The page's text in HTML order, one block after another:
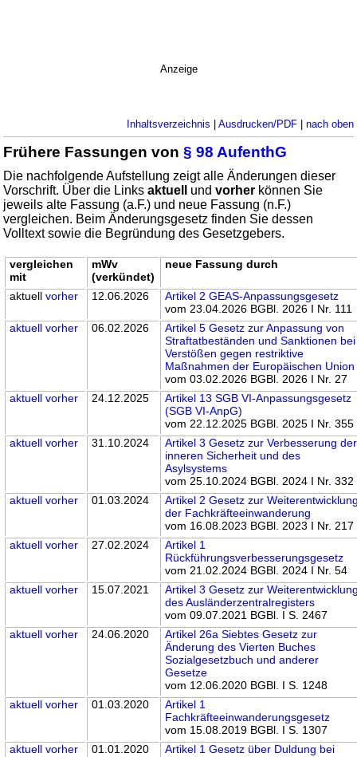
Anzeige
Inhaltsverzeichnis | Ausdrucken/PDF| nach oben
Frühere Fassungen von§ 98 AufenthG
Die nachfolgende Aufstellung zeigt alle Änderungen dieser
Vorschrift. Über die Linksaktuell undvorher können Sie
jeweils alte Fassung (a.F.) und neue Fassung (n.F.)
vergleichen. Beim Änderungsgesetz finden Sie dessen
Volltext sowie die Begründung des Gesetzgebers.
vergleichen
mit
mWv
(verkündet)
neue Fassung durch
aktuellvorher 12.06.2026
Artikel 2 GEAS-Anpassungsgesetz
vom 23.04.2026 BGBl. 2026 I Nr. 111
aktuell vorher 06.02.2026
Artikel 5 Gesetz zur Anpassung von
Straftatbeständen und Sanktionen bei
Verstößen gegen restriktive
Maßnahmen der Europäischen Union
vom 03.02.2026 BGBl. 2026 I Nr. 27
aktuell vorher 24.12.2025
Artikel 13 SGB VI-Anpassungsgesetz
(SGB VI-AnpG)
vom 22.12.2025 BGBl. 2025 I Nr. 355
aktuell vorher 31.10.2024
Artikel 3 Gesetz zur Verbesserung der
inneren Sicherheit und des
Asylsystems
vom 25.10.2024 BGBl. 2024 I Nr. 332
aktuell vorher 01.03.2024
Artikel 2 Gesetz zur
der Fachkräfteeinwanderung
vom 16.08.2023 BGBl. 2023 I Nr. 217
aktuell vorher 27.02.2024
Artikel 1
Rückführungsverbesserungsgesetz
vom 21.02.2024 BGBl. 2024 I Nr. 54
aktuell vorher 15.07.2021
Artikel 3 Gesetz zur
des Ausländerzentralregisters
vom 09.07.2021 BGBl. I S. 2467
aktuell vorher 24.06.2020
Artikel 26a Siebtes Gesetz zur
Änderung des Vierten Buches
Sozialgesetzbuch und anderer
Gesetze
vom 12.06.2020 BGBl. I S. 1248
aktuell vorher 01.03.2020
Artikel 1
Fachkräfteeinwanderungsgesetz
vom 15.08.2019 BGBl. I S. 1307
aktuell vorher 01.01.2020
Artikel 1 Gesetz über Duldung bei